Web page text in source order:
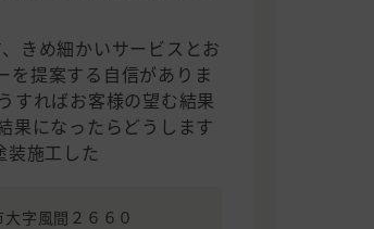
きめ細かいサービスとお
を提案する自信がありま
すればお客様の望む結果
果になったらどうします
施工した
字風間２６６０